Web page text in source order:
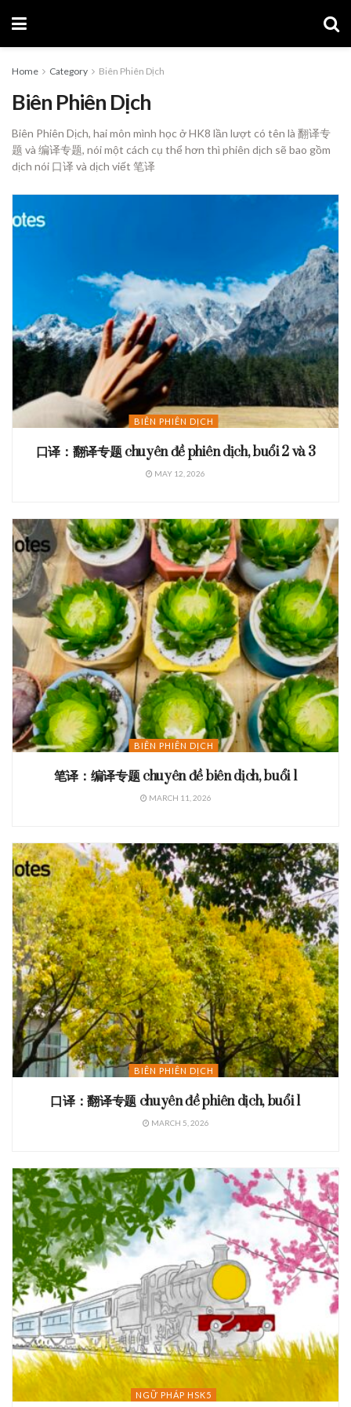
Home Category Biên Phiên Dịch
Biên Phiên Dịch
Biên Phiên Dịch, hai môn mình học ở HK8 lần lượt có tên là 翻译专
题 và 编译专题, nói một cách cụ thể hơn thì phiên dịch sẽ bao gồm
dịch nói 口译 và dịch viết 笔译
BIÊN PHIÊN DỊCH
口译：翻译专题 chuyên đề phiên dịch, buổi 2 và 3
MAY 12, 2026
BIÊN PHIÊN DỊCH
笔译：编译专题 chuyên đề biên dịch, buổi 1
MARCH 11, 2026
BIÊN PHIÊN DỊCH
口译：翻译专题 chuyên đề phiên dịch, buổi 1
MARCH 5, 2026
NGỮ PHÁP HSK5